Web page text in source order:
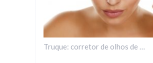
Truque: corretor de olhos de …